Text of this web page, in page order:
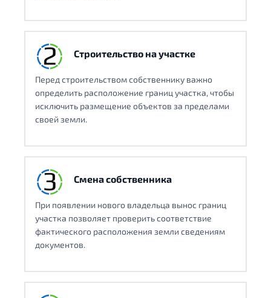
Строительство на участке
Перед строительством собственнику важно
определить расположение границ участка, чтобы
исключить размещение объектов за пределами
своей земли.
Смена собственника
При появлении нового владельца вынос границ
участка позволяет проверить соответствие
фактического расположения земли сведениям
документов.